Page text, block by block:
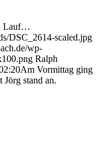
Lauf…
DSC_2614-scaled.jpg
wp-
Ralph
Am Vormittag ging
Jörg stand an.